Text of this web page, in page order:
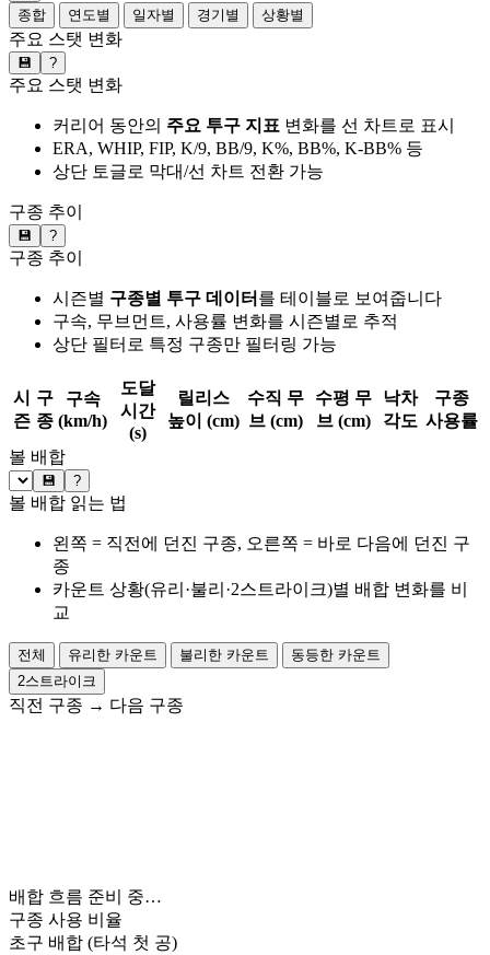
종합
연도별 일자별 경기별 상황별
주요 스탯 변화
💾 ?
주요 스탯 변화
커리어 동안의 주요 투구 지표 변화를 선 차트로 표시
ERA, WHIP, FIP, K/9, BB/9, K%, BB%, K-BB% 등
상단 토글로 막대/선 차트 전환 가능
구종 추이
💾 ?
구종 추이
시즌별 구종별 투구 데이터 를 테이블로 보여줍니다
구속, 무브먼트, 사용률 변화를 시즌별로 추적
상단 필터로 특정 구종만 필터링 가능
시
즌
구
종
구속
(km/h)
도달
시간
(s)
릴리스
높이 (cm)
수직 무
브 (cm)
수평 무
브 (cm)
낙차
각도
구종
사용률
볼 배합
💾 ?
볼 배합 읽는 법
왼쪽 = 직전에 던진 구종, 오른쪽 = 바로 다음에 던진 구
종
카운트 상황(유리·불리·2스트라이크)별 배합 변화를 비
교
전체 유리한 카운트 불리한 카운트
동등한 카운트
2스트라이크
직전 구종 → 다음 구종
배합 흐름 준비 중…
구종 사용 비율
초구 배합 (타석 첫 공)